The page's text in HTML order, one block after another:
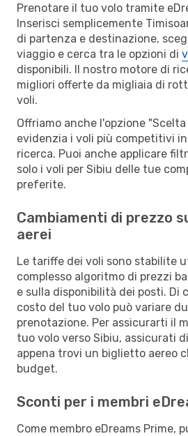
Prenotare il tuo volo tramite
Inserisci semplicemente
di partenza e destinazione,
viaggio e cerca tra le opzioni di
disponibili. Il nostro motore di
migliori offerte da migliaia di
voli.
Offriamo anche l'opzione
evidenzia i voli più competitivi
ricerca. Puoi anche applicare
solo i voli per Sibiu delle tue
preferite.
Cambiamenti di prezzo
aerei
Le tariffe dei voli sono stabilite
complesso algoritmo di prezzi
e sulla disponibilità dei posti. Di
costo del tuo volo può variare
prenotazione. Per assicurarti il
tuo volo verso Sibiu, assicurati
appena trovi un biglietto aereo
budget.
Sconti per i membri
Come membro eDreams Prime,